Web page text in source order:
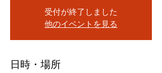
受付が終了しました
他のイベントを見る
日時・場所